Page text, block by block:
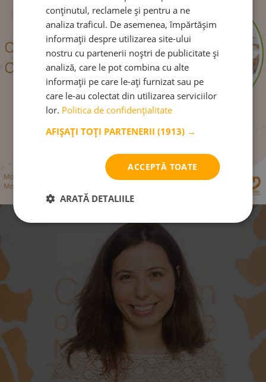
Aplică principiile comunicării asertive: o
comunicare profundă, pozitivă, plină de
compasiune , de la inimă la inimă.
Construim o comunitate bazată pe pasiunea
noastră pentru această metodă, completată de
comunicarea ESPERE; o comunitate în care
părinții și educatorii apelează la limbajul inimii
pentru a dezvolta în fiecare copil încrederea în
Mai multe aici
conținutul, reclamele și pentru a ne
analiza traficul. De asemenea, împărtășim
informații despre utilizarea site-ului
nostru cu partenerii noștri de publicitate și
analiză, care le pot combina cu alte
informații pe care le-ați furnizat sau pe
care le-au colectat din utilizarea serviciilor
lor. Politica de confidențialitate
AFIȘAȚI TOȚI PARTENERII(1913) →
ACCEPTĂ TOATE
ARATĂ DETALIILE